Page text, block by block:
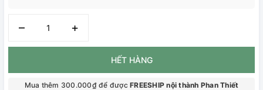
– +
HẾT HÀNG
Mua thêm 300.000₫ để đượcFREESHIP nội thành Phan Thiết